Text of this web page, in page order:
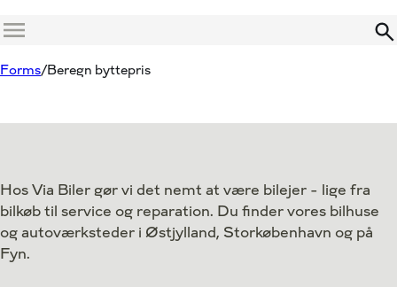
Menu
Forms Beregn byttepris
Hos Via Biler gør vi det nemt at være bilejer - lige fra
bilkøb til service og reparation. Du finder vores bilhuse
og autoværksteder i Østjylland, Storkøbenhavn og på
Fyn.